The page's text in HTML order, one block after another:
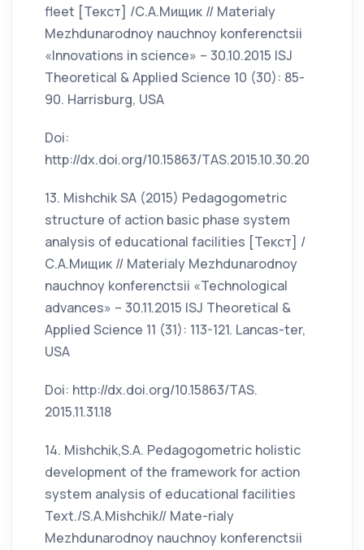
fleet [Текст] /С.А.Мищик // Materialy
Mezhdunarodnoy nauchnoy konferenctsii
«Innovations in science» – 30.10.2015 ISJ
Theoretical & Applied Science 10 (30): 85-
90. Harrisburg, USA
Doi:
http://dx.doi.org/10.15863/TAS.2015.10.30.20
13. Mishchik SA (2015) Pedagogometric
structure of action basic phase system
analysis of educational facilities [Текст] /
С.А.Мищик // Materialy Mezhdunarodnoy
nauchnoy konferenctsii «Technological
advances» – 30.11.2015 ISJ Theoretical &
Applied Science 11 (31): 113-121. Lancas-ter,
USA
Doi: http://dx.doi.org/10.15863/TAS.
2015.11.31.18
14. Mishchik,S.A. Pedagogometric holistic
development of the framework for action
system analysis of educational facilities
Text./S.A.Mishchik// Mate-rialy
Mezhdunarodnoy nauchnoy konferenctsii